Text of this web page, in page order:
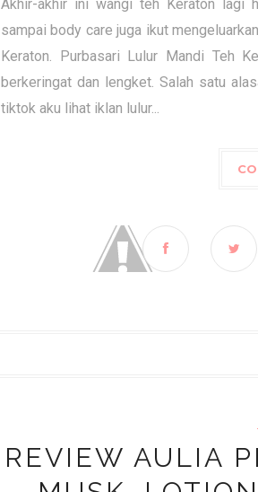
Akhir-akhir ini wangi teh Keraton lagi
sampai body care juga ikut
Keraton. Purbasari Lulur Mandi Teh
berkeringat dan lengket. Salah satu
tiktok aku lihat iklan lulur...
REVIEW AULIA